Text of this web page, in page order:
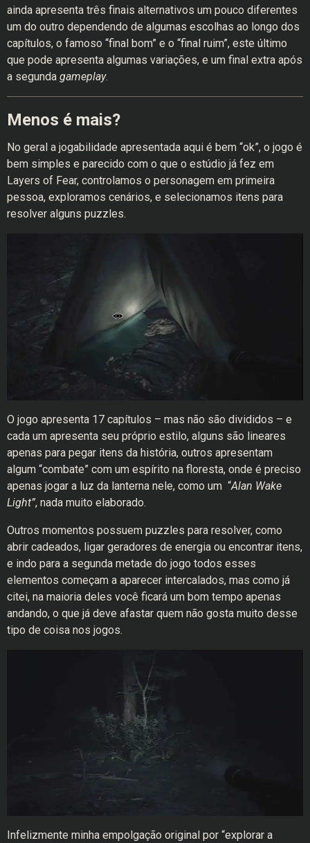
ainda apresenta três finais alternativos um pouco diferentes
um do outro dependendo de algumas escolhas ao longo dos
capítulos, o famoso “final bom” e o “final ruim”, este último
que pode apresenta algumas variações, e um final extra após
a segunda gameplay.
Menos é mais?
No geral a jogabilidade apresentada aqui é bem “ok”, o jogo é
bem simples e parecido com o que o estúdio já fez em
Layers of Fear, controlamos o personagem em primeira
pessoa, exploramos cenários, e selecionamos itens para
resolver alguns puzzles.
O jogo apresenta 17 capítulos – mas não são divididos – e
cada um apresenta seu próprio estilo, alguns são lineares
apenas para pegar itens da história, outros apresentam
algum “combate” com um espírito na floresta, onde é preciso
apenas jogar a luz da lanterna nele, como um “Alan Wake
Light”, nada muito elaborado.
Outros momentos possuem puzzles para resolver, como
abrir cadeados, ligar geradores de energia ou encontrar itens,
e indo para a segunda metade do jogo todos esses
elementos começam a aparecer intercalados, mas como já
citei, na maioria deles você ficará um bom tempo apenas
andando, o que já deve afastar quem não gosta muito desse
tipo de coisa nos jogos.
Infelizmente minha empolgação original por “explorar a